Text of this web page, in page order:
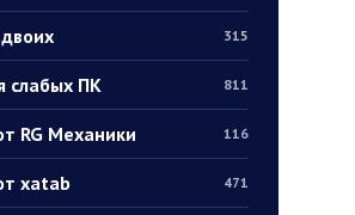
315
слабых ПК 811
RG Механики 116
xatab 471